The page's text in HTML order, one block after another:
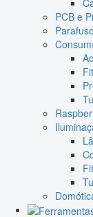
PCB e